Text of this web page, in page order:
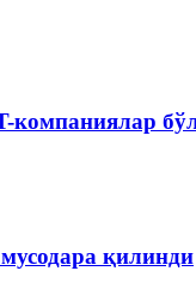
компаниялар
қилинди